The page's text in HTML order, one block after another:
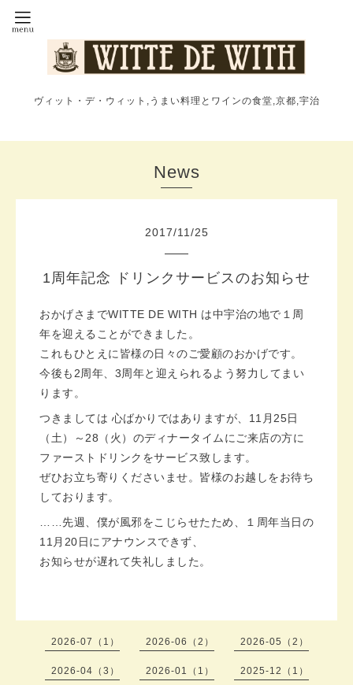
ヴィット・デ・ウィット,うまい料理とワインの食堂,京都,宇治
News
2017/11 /25
1周年記念 ドリンクサービスのお知らせ
おかげさまでWITTE DE WITH は中宇治の地で１周
年を迎えることができました。
これもひとえに皆様の日々のご愛顧のおかげです。
今後も2周年、3周年と迎えられるよう努力してまい
ります。
つきましては 心ばかりではありますが、11月25日
（土）～28（火）のディナータイムにご来店の方に
ファーストドリンクをサービス致します。
ぜひお立ち寄りくださいませ。皆様のお越しをお待ち
しております。
……先週、僕が風邪をこじらせたため、１周年当日の
11月20日にアナウンスできず、
お知らせが遅れて失礼しました。
2026-07（1） 2026-06（2） 2026-05（2）
2026-04（3） 2026-01（1） 2025-12（1）